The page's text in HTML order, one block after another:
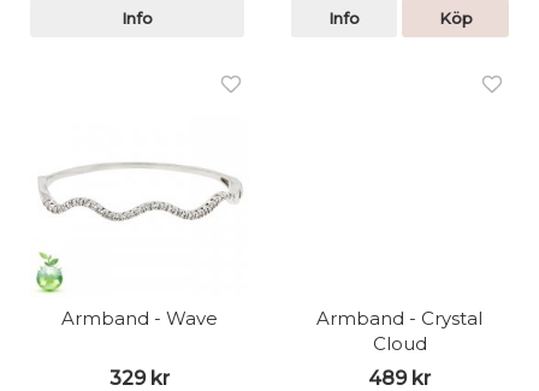
Info Info Köp
Armband - Wave
329 kr
Armband - Crystal
Cloud
489 kr